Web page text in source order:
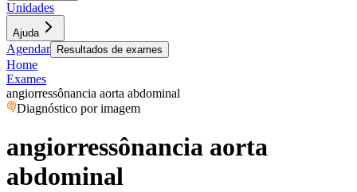
Unidades
Ajuda
Agendar Resultados de exames
Home
Exames
angiorressônancia aorta abdominal
Diagnóstico por imagem
angiorressônancia aorta
abdominal